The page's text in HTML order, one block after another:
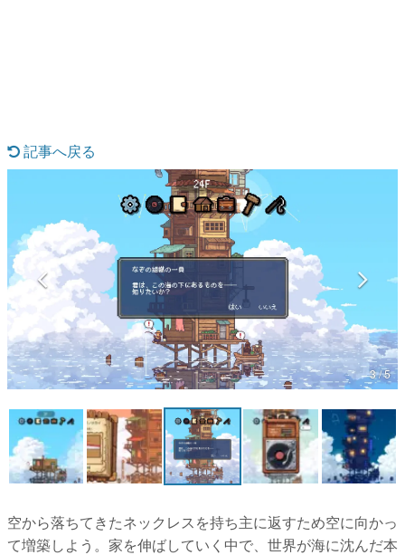
特集記事
女性向け
アプリレビュー
その他
電ファミニコゲーマーとは？
運営：株式会社マレ
記事へ戻る
3 / 5
空から落ちてきたネックレスを持ち主に返すため空に向かっ
て増築しよう。家を伸ばしていく中で、世界が海に沈んだ本